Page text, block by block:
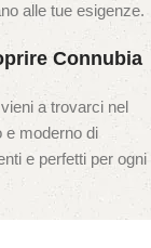
alle tue esigenze.
Connubia
a trovarci nel
e moderno di
e perfetti per ogni